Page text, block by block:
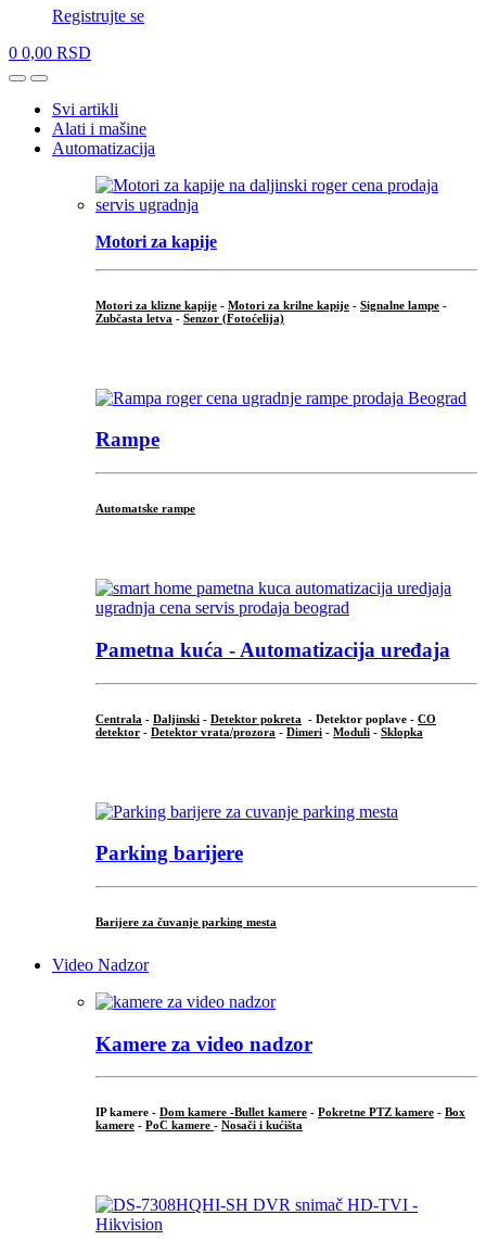
Registrujte se
0 0,00 RSD
OpenClose
Svi artikli
Alati i mašine
Automatizacija
Motori za kapije
Motori za klizne kapije - Motori za krilne kapije - Signalne lampe -
Zubčasta letva - Senzor (Fotoćelija)
Rampe
Automatske rampe
Pametna kuća - Automatizacija uređaja
Centrala - Daljinski - Detektor pokreta - Detektor poplave - CO
detektor - Detektor vrata/prozora - Dimeri - Moduli - Sklopka
Parking barijere
Barijere za čuvanje parking mesta
Video Nadzor
Kamere za video nadzor
IP kamere - Dom kamere -Bullet kamere - Pokretne PTZ kamere - Box
kamere - PoC kamere - Nosači i kućišta